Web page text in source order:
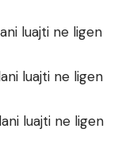
luajti ne ligen
luajti ne ligen
luajti ne ligen